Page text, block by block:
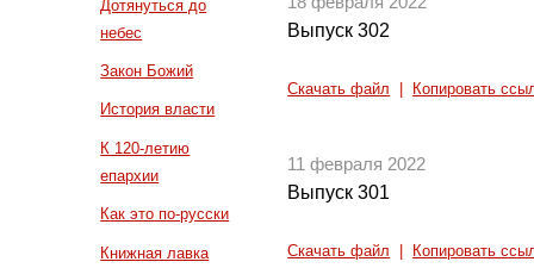
Дотянуться до
небес
Закон Божий
История власти
К 120-летию
епархии
Как это по-русски
Книжная лавка
Выпуск 302
Скачать файл Копировать
11 февраля 2022
Выпуск 301
Скачать файл Копировать